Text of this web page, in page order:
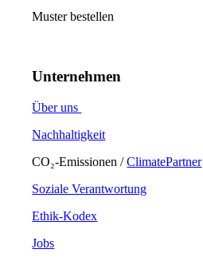
Muster bestellen
Unternehmen
Über uns
Nachhaltigkeit
CO₂-Emissionen /ClimatePartner
Soziale Verantwortung
Ethik-Kodex
Jobs